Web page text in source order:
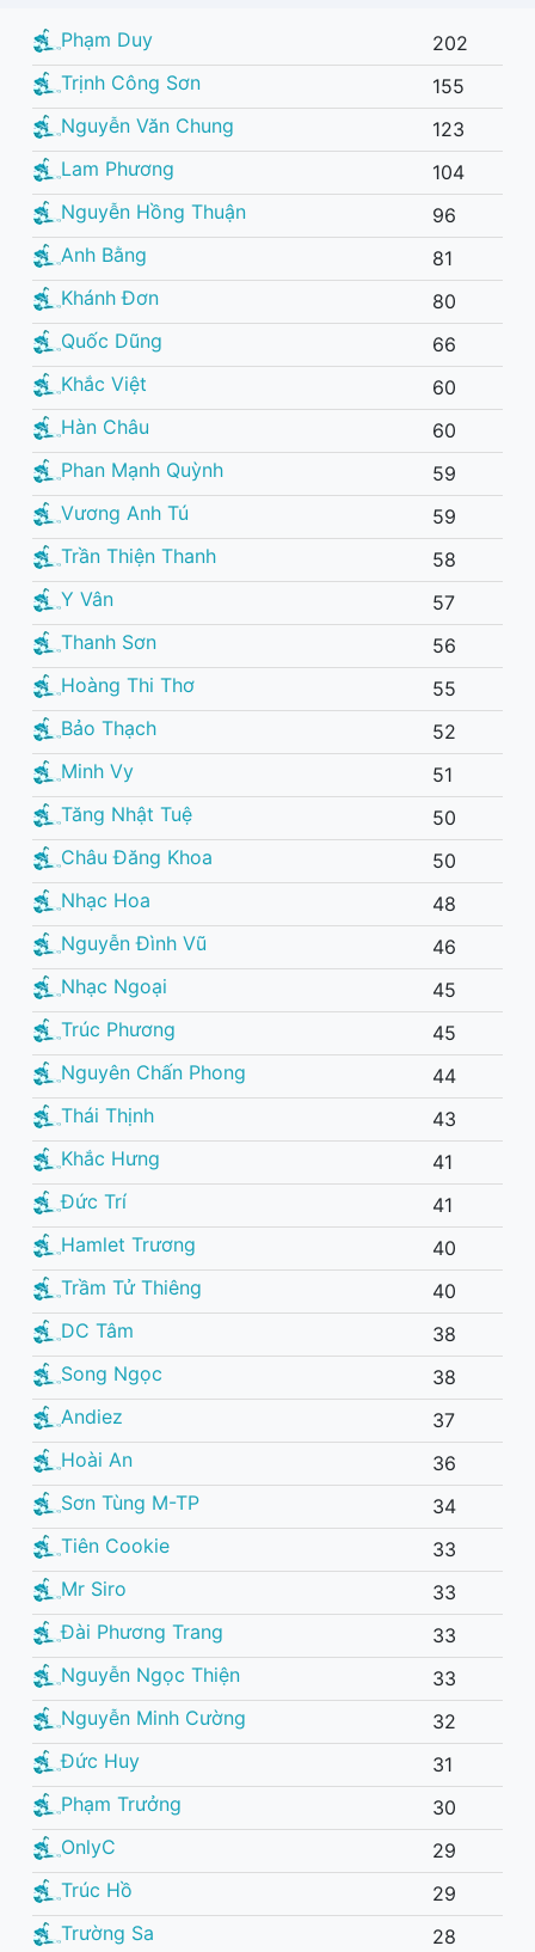
Phạm Duy
202
Trịnh Công Sơn
155
Nguyễn Văn Chung
123
Lam Phương
104
Nguyễn Hồng Thuận
96
Anh Bằng
81
Khánh Đơn
80
Quốc Dũng
66
Khắc Việt
60
Hàn Châu
60
Phan Mạnh Quỳnh
59
Vương Anh Tú
59
Trần Thiện Thanh
58
Y Vân
57
Thanh Sơn
56
Hoàng Thi Thơ
55
Bảo Thạch
52
Minh Vy
51
Tăng Nhật Tuệ
50
Châu Đăng Khoa
50
Nhạc Hoa
48
Nguyễn Đình Vũ
46
Nhạc Ngoại
45
Trúc Phương
45
Nguyên Chấn Phong
44
Thái Thịnh
43
Khắc Hưng
41
Đức Trí
41
Hamlet Trương
40
Trầm Tử Thiêng
40
DC Tâm
38
Song Ngọc
38
Andiez
37
Hoài An
36
Sơn Tùng M-TP
34
Tiên Cookie
33
Mr Siro
33
Đài Phương Trang
33
Nguyễn Ngọc Thiện
33
Nguyễn Minh Cường
32
Đức Huy
31
Phạm Trưởng
30
OnlyC
29
Trúc Hồ
29
Trường Sa
28